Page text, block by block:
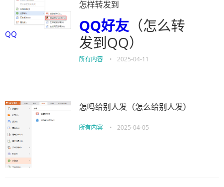
QQ
怎样转发到
QQ好友（怎么转
发到QQ）
所有内容 • 2025-04-11
怎吗给别人发（怎么给别人发）
所有内容 • 2025-04-05